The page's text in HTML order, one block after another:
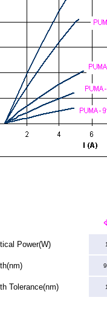
Power(W)
Tolerance(nm)